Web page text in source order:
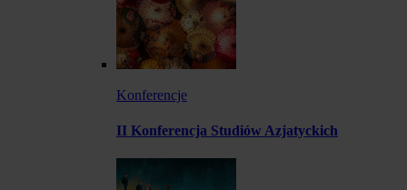
Konferencje
II Konferencja Studiów Azjatyckich